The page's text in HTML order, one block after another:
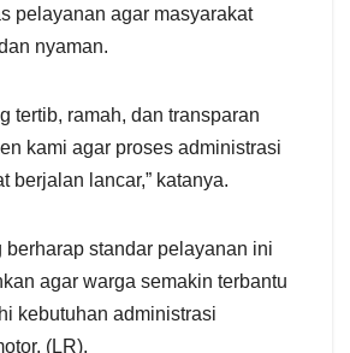
pelayanan agar masyarakat
nyaman.
tertib, ramah, dan transparan
kami agar proses administrasi
berjalan lancar,” katanya.
berharap standar pelayanan ini
agar warga semakin terbantu
kebutuhan administrasi
(LR).